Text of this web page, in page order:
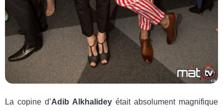
La copine d’Adib Alkhalidey était absolument magnifique